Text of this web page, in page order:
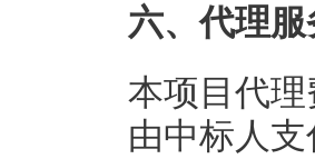
六、代理
本项目代
由中标人